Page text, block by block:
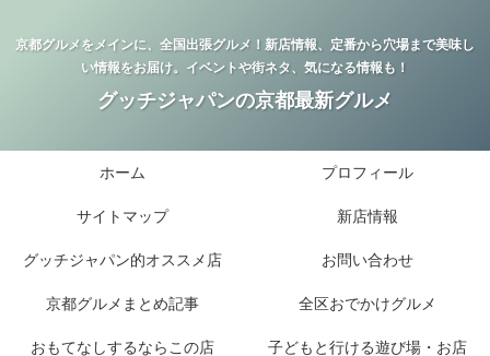
京都グルメをメインに、全国出張グルメ！新店情報、定番から穴場まで美味し
い情報をお届け。イベントや街ネタ、気になる情報も！
グッチジャパンの京都最新グルメ
ホーム プロフィール
サイトマップ 新店情報
グッチジャパン的オススメ店 お問い合わせ
京都グルメまとめ記事 全区おでかけグルメ
おもてなしするならこの店 子どもと行ける遊び場・お店